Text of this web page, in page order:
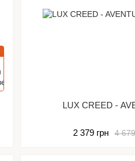
LUX CREED -
4
2 379 грн